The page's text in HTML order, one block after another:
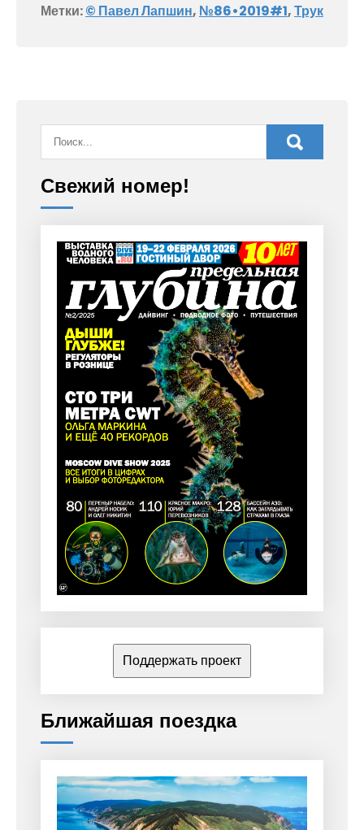
Метки:© Павел Лапшин, №86•2019#1,Трук
Свежий номер!
Поддержать проект
Ближайшая поездка